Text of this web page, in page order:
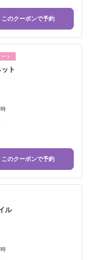
このクーポンで予約
ート
ト
このクーポンで予約
ル